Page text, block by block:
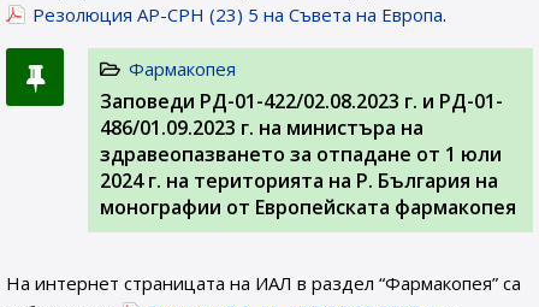
Резолюция AP-CPH (23) 5 на Съвета на Европа.
Фармакопея
Заповеди РД-01-422/02.08.2023 г. и РД-01-
486/01.09.2023 г. на министъра на
здравеопазването за отпадане от 1 юли
2024 г. на територията на Р. България на
монографии от Европейската фармакопея
На интернет страницата на ИАЛ в раздел “Фармакопея” са